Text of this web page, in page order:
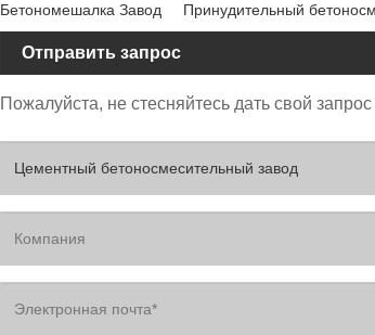
Бетономешалка Завод Принудительный
Отправить запрос
Пожалуйста, не стесняйтесь дать свой